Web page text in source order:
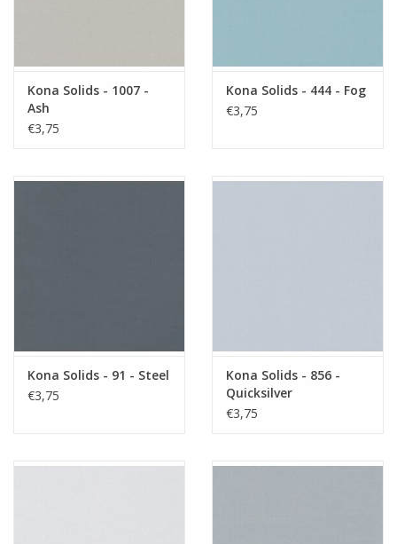
Kona Solids - 1007 -
Ash
€3,75
Kona Solids - 444 - Fog
€3,75
Kona Solids - 91 - Steel
€3,75
Kona Solids - 856 -
Quicksilver
€3,75